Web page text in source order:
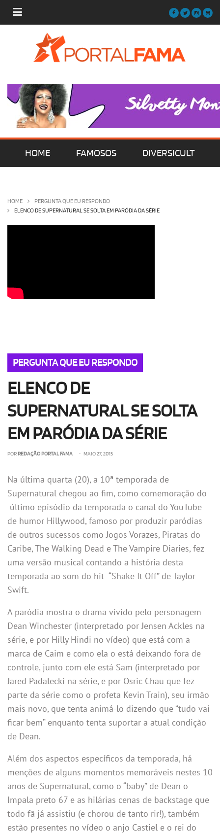
HOME FAMOSOS DIVERSICULT
HOME
PERGUNTA QUE EU RESPONDO
ELENCO DE SUPERNATURAL SE SOLTA EM PARÓDIA DA SÉRIE
PERGUNTA QUE EU RESPONDO
ELENCO DE
SUPERNATURAL SE SOLTA
EM PARÓDIA DA SÉRIE
PORREDAÇÃO PORTAL FAMA • MAIO 27, 2015
Na última quarta (20), a 10ª temporada de
Supernatural chegou ao fim, como comemoração do
último episódio da temporada o canal do YouTube
de humor Hillywood, famoso por produzir paródias
de outros sucessos como Jogos Vorazes, Piratas do
Caribe, The Walking Dead e The Vampire Diaries, fez
uma versão musical contando a história desta
temporada ao som do hit “Shake It Off” de Taylor
Swift.
A paródia mostra o drama vivido pelo personagem
Dean Winchester (interpretado por Jensen Ackles na
série, e por Hilly Hindi no vídeo) que está com a
marca de Caim e como ela o está deixando fora de
controle, junto com ele está Sam (interpretado por
Jared Padalecki na série, e por Osric Chau que fez
parte da série como o profeta Kevin Train), seu irmão
mais novo, que tenta animá-lo dizendo que “tudo vai
ficar bem” enquanto tenta suportar a atual condição
de Dean.
Além dos aspectos específicos da temporada, há
menções de alguns momentos memoráveis nestes 10
anos de Supernatural, como o “baby” de Dean o
Impala preto 67 e as hilárias cenas de backstage que
todo fã já assistiu (e chorou de tanto rir!), também
estão presentes no vídeo o anjo Castiel e o rei do